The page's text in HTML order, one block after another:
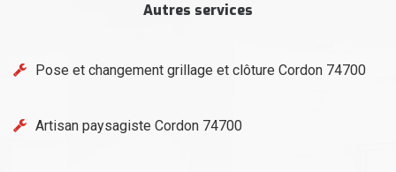
Autres services
Pose et changement grillage et clôture Cordon 74700
Artisan paysagiste Cordon 74700